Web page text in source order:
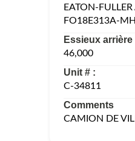
EATON-
FO18E313A-
Essieux arrière
46,000
Unit # :
C-34811
Comments
CAMION DE